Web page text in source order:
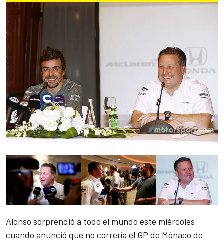
Alonso sorprendió a todo el mundo este miércoles
cuando anunció que no correría el GP de Mónaco de